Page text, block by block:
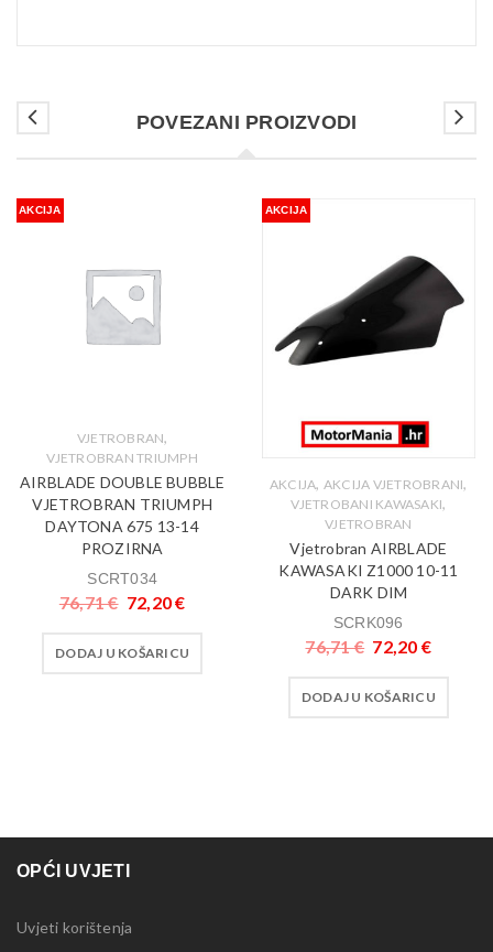
POVEZANI PROIZVODI
AKCIJA
VJETROBRAN,
VJETROBRAN TRIUMPH
AIRBLADE DOUBLE BUBBLE
VJETROBRAN TRIUMPH
DAYTONA 675 13-14
PROZIRNA
SCRT034
76,71€ 72,20€
DODAJ U KOŠARICU
AKCIJA
AKCIJA, AKCIJA VJETROBRANI,
VJETROBANI KAWASAKI,
VJETROBRAN
Vjetrobran AIRBLADE
KAWASAKI Z1000 10-11
DARK DIM
SCRK096
76,71€ 72,20 €
DODAJ U KOŠARICU
OPĆI UVJETI
Uvjeti korištenja